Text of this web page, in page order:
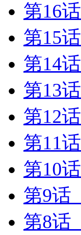
第16话
第15话
第14话
第13话
第12话
第11话
第10话
第9话
第8话